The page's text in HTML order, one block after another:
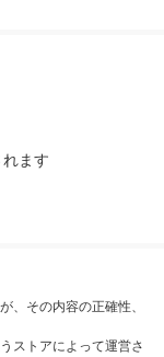
ます
、その内容の正確性、
ストアによって運営さ